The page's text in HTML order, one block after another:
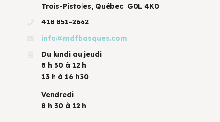
Trois-Pistoles, Québec G0L 4K0
418 851-2662
info@mdfbasques.com
Du lundi au jeudi
8 h 30 à 12 h
13 h à 16 h30
Vendredi
8 h 30 à 12 h